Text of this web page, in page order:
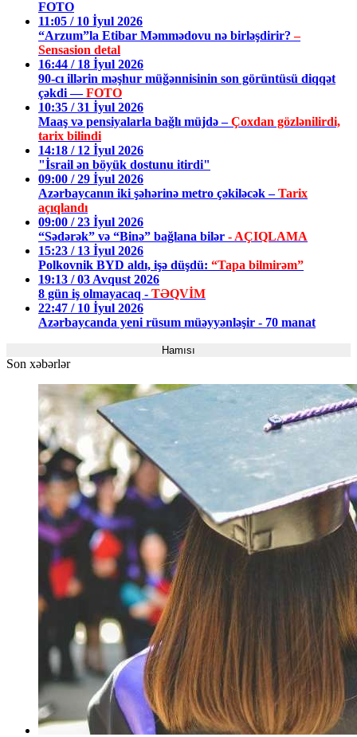
FOTO
11:05 / 10 İyul 2026
“Arzum”la Etibar Məmmədovu nə birləşdirir?–
Sensasion detal
16:44 / 18 İyul 2026
90-cı illərin məşhur müğənnisinin son görüntüsü diqqət
çəkdi —FOTO
10:35 / 31 İyul 2026
Maaş və pensiyalarla bağlı müjdə –Çoxdan gözlənilirdi,
tarix bilindi
14:18 / 12 İyul 2026
"İsrail ən böyük dostunu itirdi"
09:00 / 29 İyul 2026
Azərbaycanın iki şəhərinə metro çəkiləcək –Tarix
açıqlandı
09:00 / 23 İyul 2026
“Sədərək” və “Binə” bağlana bilər - AÇIQLAMA
15:23 / 13 İyul 2026
Polkovnik BYD aldı, işə düşdü: “Tapa bilmirəm”
19:13 / 03 Avqust 2026
8 gün iş olmayacaq - TƏQVİM
22:47 / 10 İyul 2026
Azərbaycanda yeni rüsum müəyyənləşir - 70 manat
Hamısı
Son xəbərlər